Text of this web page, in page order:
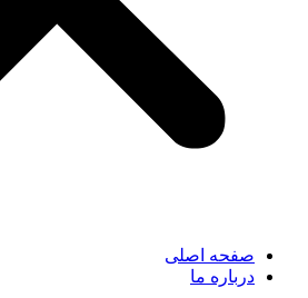
صفحه اصلی
درباره ما